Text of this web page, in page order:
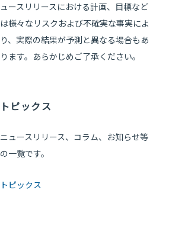
ュースリリースにおける計画、目標など
は様々なリスクおよび不確実な事実によ
り、実際の結果が予測と異なる場合もあ
ります。あらかじめご了承ください。
トピックス
ニュースリリース、コラム、お知らせ等
の一覧です。
トピックス